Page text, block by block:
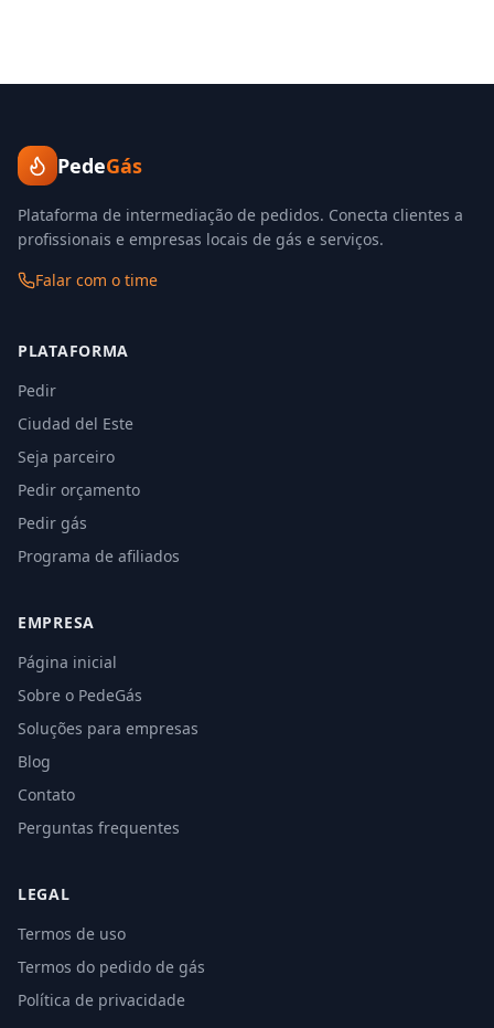
PedeGás
Plataforma de intermediação de pedidos. Conecta clientes a
profissionais e empresas locais de gás e serviços.
Falar com o time
PLATAFORMA
Pedir
Ciudad del Este
Seja parceiro
Pedir orçamento
Pedir gás
Programa de afiliados
EMPRESA
Página inicial
Sobre o PedeGás
Soluções para empresas
Blog
Contato
Perguntas frequentes
LEGAL
Termos de uso
Termos do pedido de gás
Política de privacidade